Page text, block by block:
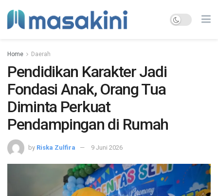
Home Daerah
Pendidikan Karakter Jadi
Fondasi Anak, Orang Tua
Diminta Perkuat
Pendampingan di Rumah
by Riska Zulfira 9 Juni 2026